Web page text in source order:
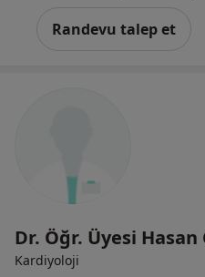
Randevu talep et
Dr. Öğr. Üyesi Hasan
Kardiyoloji